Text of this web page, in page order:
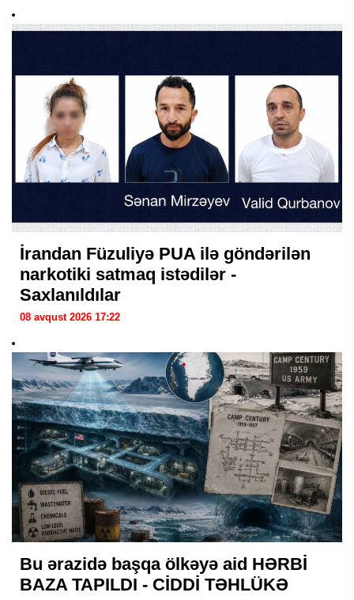
İrandan Füzuliyə PUA ilə göndərilən
narkotiki satmaq istədilər -
Saxlanıldılar
08 avqust 2026 17:22
Bu ərazidə başqa ölkəyə aid HƏRBİ
BAZA TAPILDI - CİDDİ TƏHLÜKƏ